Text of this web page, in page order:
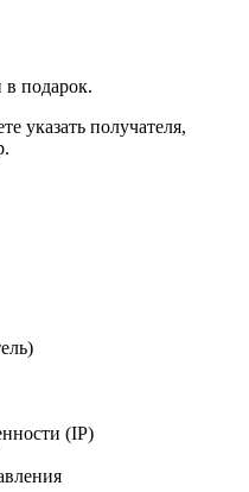
в подарок.
указать получателя,
(IP)